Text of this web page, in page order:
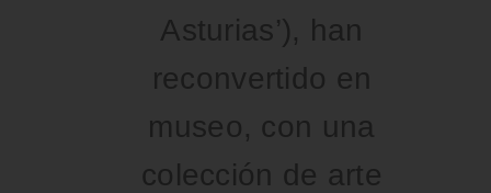
Asturias’), han
reconvertido en
museo, con una
colección de arte